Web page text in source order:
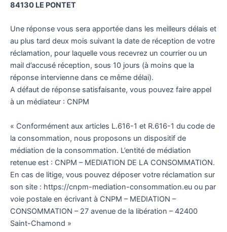
84130 LE PONTET
Une réponse vous sera apportée dans les meilleurs délais et
au plus tard deux mois suivant la date de réception de votre
réclamation, pour laquelle vous recevrez un courrier ou un
mail d’accusé réception, sous 10 jours (à moins que la
réponse intervienne dans ce même délai).
A défaut de réponse satisfaisante, vous pouvez faire appel
à un médiateur : CNPM
« Conformément aux articles L.616-1 et R.616-1 du code de
la consommation, nous proposons un dispositif de
médiation de la consommation. L’entité de médiation
retenue est : CNPM – MEDIATION DE LA CONSOMMATION.
En cas de litige, vous pouvez déposer votre réclamation sur
son site : https://cnpm-mediation-consommation.eu ou par
voie postale en écrivant à CNPM – MEDIATION –
CONSOMMATION – 27 avenue de la libération – 42400
Saint-Chamond »